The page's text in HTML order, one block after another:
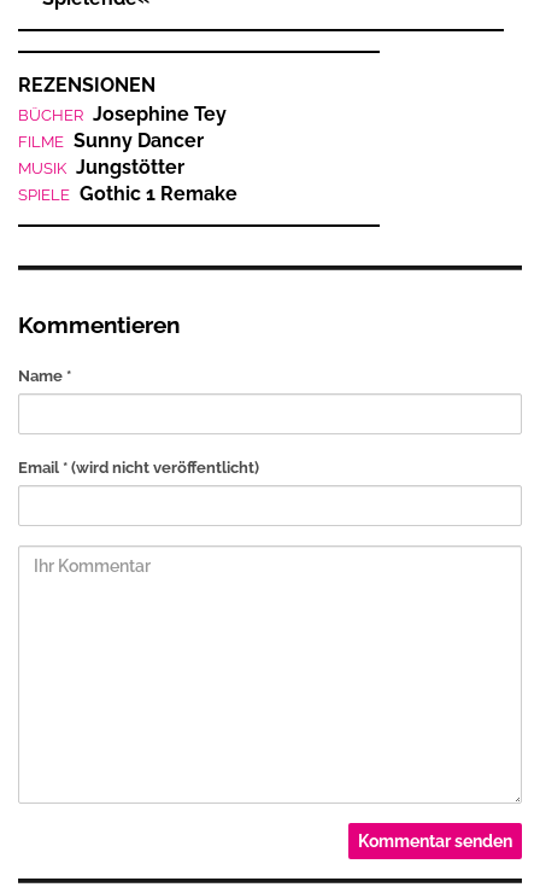
REZENSIONEN
BÜCHER Josephine Tey
FILME Sunny Dancer
MUSIK Jungstötter
SPIELE Gothic 1 Remake
Kommentieren
Name *
Email * (wird nicht veröffentlicht)